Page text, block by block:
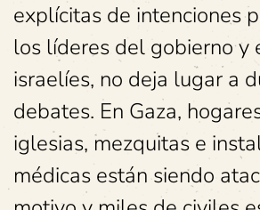
explícitas de intenciones
los líderes del gobierno y
israelíes, no deja lugar a
debates. En Gaza,
iglesias, mezquitas e
médicas están siendo